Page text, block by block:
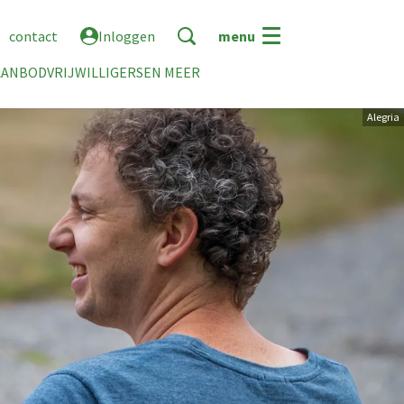
contact
Inloggen
VRIJWILLIGERSEN MEER
menu
Alegria